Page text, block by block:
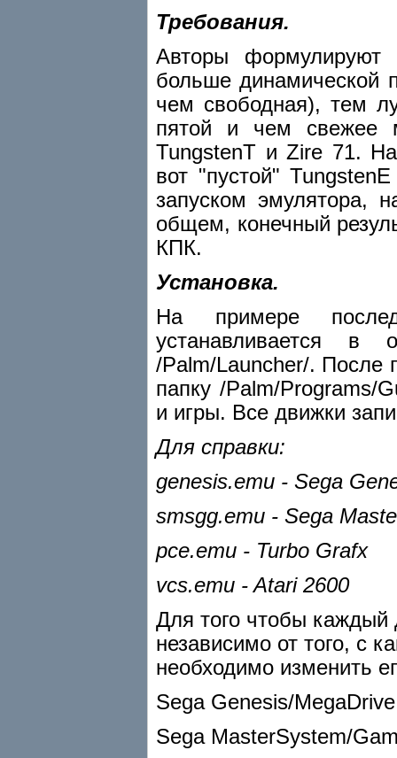
Требования.
Авторы
больше динамической
чем свободная), тем
пятой и чем свежее
TungstenT и Zire 71.
вот "пустой"
запуском эмулятора,
общем, конечный
КПК.
Установка.
На примере
устанавливается
/Palm/Launcher/. После
папку /Palm/Programs/
и игры. Все движки
Для справки:
genesis.emu - Sega
smsgg.emu - Sega
pce.emu - Turbo Grafx
vcs.emu - Atari 2600
Для того чтобы каждый
независимо от того, с
необходимо изменить
Sega Genesis/
Sega MasterSystem/